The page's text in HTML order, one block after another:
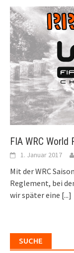
FIA WRC World
1. Januar 2017
Mit der WRC
Reglement, bei
wir später eine [...]
SUCHE